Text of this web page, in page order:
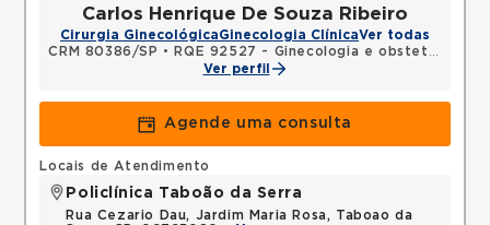
Carlos Henrique De Souza Ribeiro
Cirurgia GinecológicaGinecologia ClínicaVer todas
CRM 80386/SP •
RQE 92527 - Ginecologia e obstetrícia
Ver perfil
Agende uma consulta
Locais de Atendimento
Policlínica Taboão da Serra
Rua Cezario Dau, Jardim Maria Rosa, Taboao da